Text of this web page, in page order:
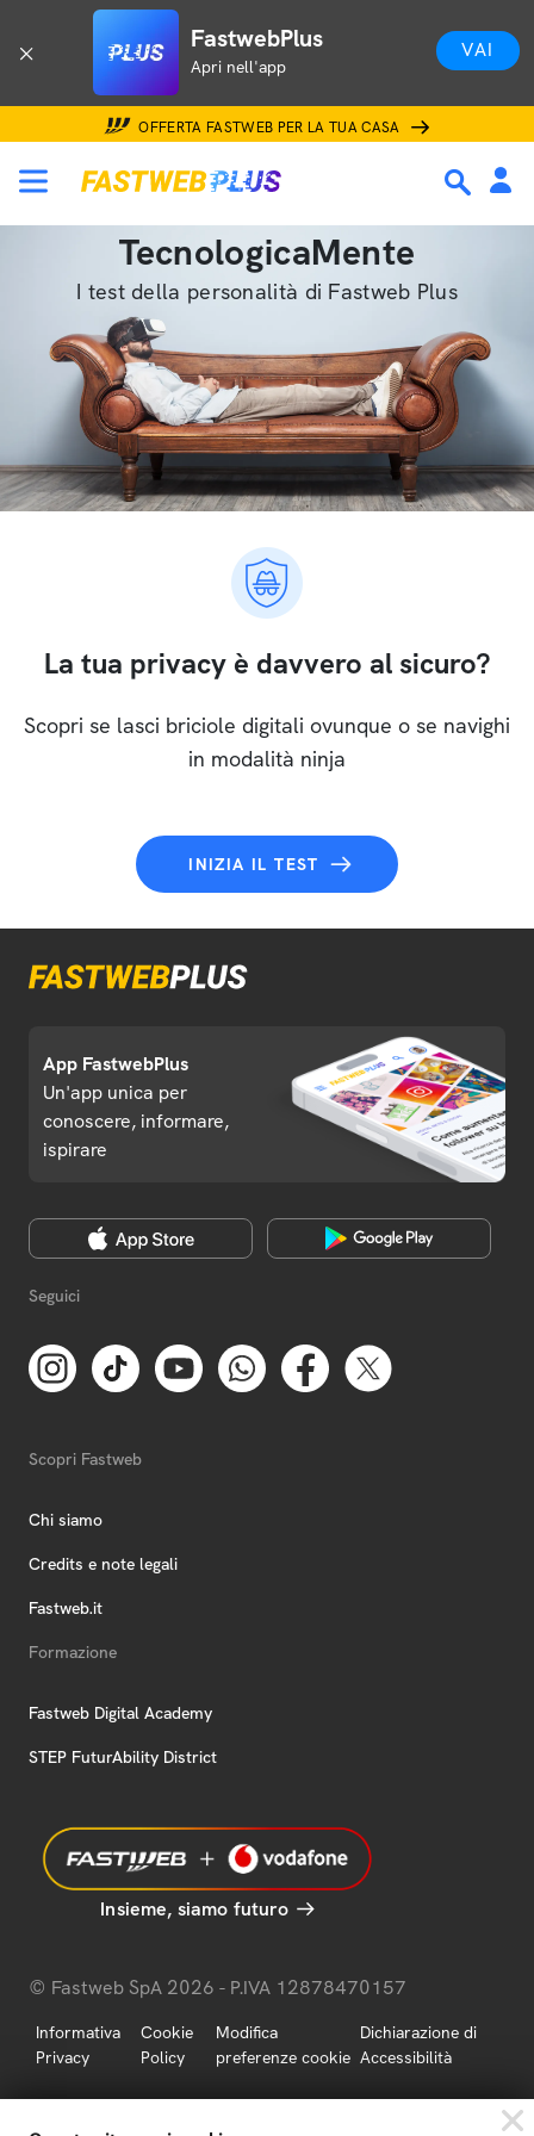
FastwebPlus
Apri nell'app
VAI
OFFERTA FASTWEB PER LA TUA CASA
TecnologicaMente
I test della personalità di Fastweb Plus
La tua privacy è davvero al sicuro?
Scopri se lasci briciole digitali ovunque o se navighi
in modalità ninja
INIZIA IL TEST
App FastwebPlus
Un'app unica per
conoscere, informare,
ispirare
Seguici
Scopri Fastweb
Chi siamo
Credits e note legali
Fastweb.it
Formazione
Fastweb Digital Academy
STEP FuturAbility District
Insieme, siamo futuro
© Fastweb SpA 2026 - P.IVA 12878470157
Informativa
Privacy
Cookie
Policy
Modifica
preferenze cookie
Dichiarazione di
Accessibilità